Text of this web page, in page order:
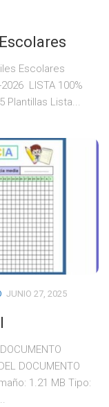
Escolares
LISTA 100%
Plantillas Lista...
JUNIO 27, 2025
DOCUMENTO
1.21 MB Tipo: